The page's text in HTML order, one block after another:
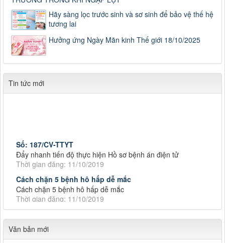
Hãy sàng lọc trước sinh và sơ sinh để bảo vệ thế hệ
tương lai
Hưởng ứng Ngày Mãn kinh Thế giới 18/10/2025
Tin tức mới
Số: 187/CV-TTYT
Đẩy nhanh tiến độ thực hiện Hồ sơ bệnh án điện tử
Thời gian đăng: 11/10/2019
Cách chặn 5 bệnh hô hấp dễ mắc
Cách chặn 5 bệnh hô hấp dễ mắc
Thời gian đăng: 11/10/2019
Tiếp tục tăng cường công tác lãnh, chỉ đạo phòng,
Tiếp tục tăng cường công tác lãnh, chỉ đạo phòng, chống
dịch tả lợn châu Phi
Thời gian đăng: 11/10/2019
Văn bản mới